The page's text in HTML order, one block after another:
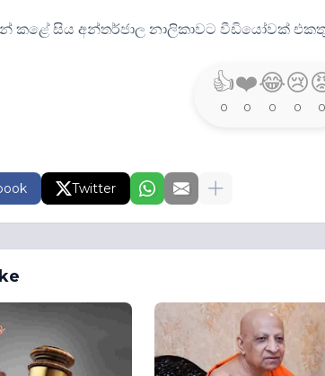
කළේ සිය අන්තර්ජාල නාලිකාවට වීඩියෝවක්
👍
0
❤️
0
😂
0
😢
0 0
Twitter